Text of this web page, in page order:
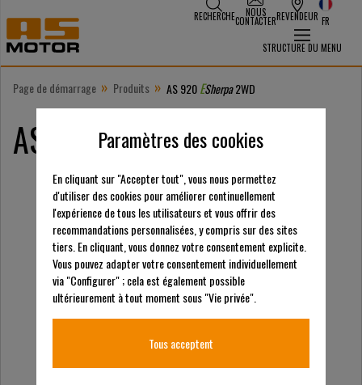
RECHERCHE NOUS
CONTACTERREVENDEUR FR
STRUCTURE DU MENU
Page de démarrage » Produits » AS 920ESherpa2WD
AS 920ESherpa2WD
Paramètres des cookies
En cliquant sur "Accepter tout", vous nous permettez
d'utiliser des cookies pour améliorer continuellement
l'expérience de tous les utilisateurs et vous offrir des
recommandations personnalisées, y compris sur des sites
tiers. En cliquant, vous donnez votre consentement explicite.
Vous pouvez adapter votre consentement individuellement
via "Configurer" ; cela est également possible
ultérieurement à tout moment sous "Vie privée".
Tous acceptent